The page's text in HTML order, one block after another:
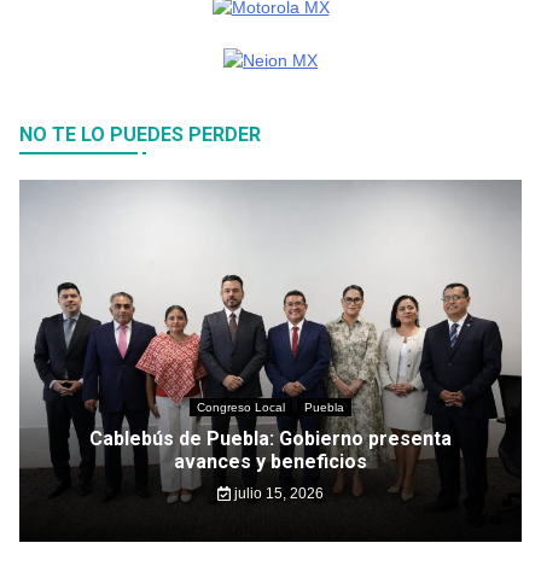
NO TE LO PUEDES PERDER
Congreso Local Puebla
Cablebús de Puebla: Gobierno presenta
avances y beneficios
julio 15, 2026